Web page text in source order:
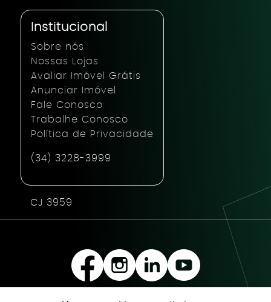
Institucional
Sobre nós
Nossas Lojas
Avaliar Imóvel Grátis
Anunciar Imóvel
Fale Conosco
Trabalhe Conosco
Política de Privacidade
(34) 3228-3999
CJ 3959